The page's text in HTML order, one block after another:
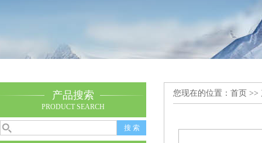
产品搜索
PRODUCT SEARCH
您现在的位置： 首页 >>